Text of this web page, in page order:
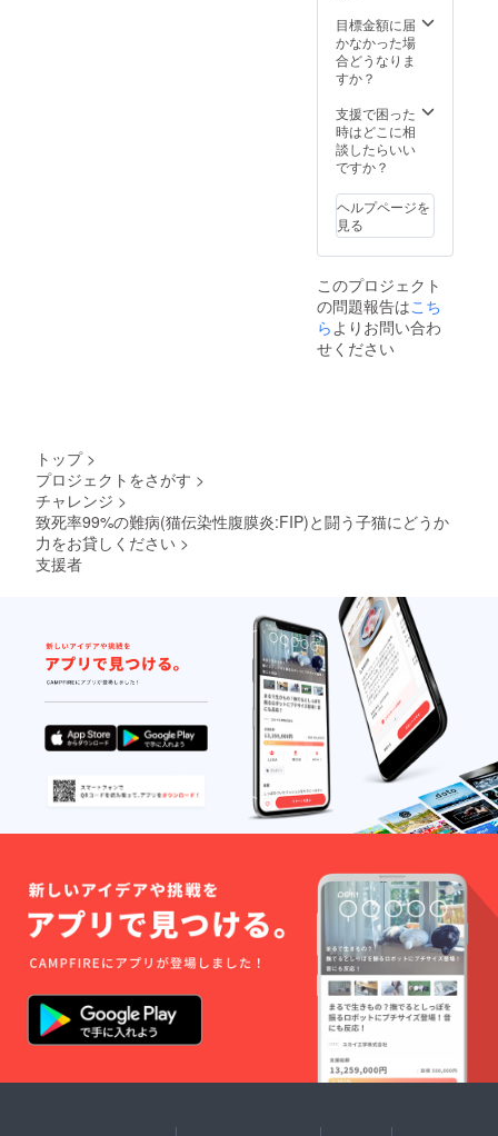
目標金額に届
かなかった場
合どうなりま
すか？
支援で困った
時はどこに相
談したらいい
ですか？
ヘルプページを
見る
このプロジェクト
の問題報告はこち
らよりお問い合わ
せください
トップ >
プロジェクトをさがす >
チャレンジ >
致死率99%の難病(猫伝染性腹膜炎:FIP)と闘う子猫にどうか
力をお貸しください >
支援者